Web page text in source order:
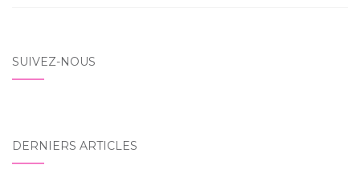
SUIVEZ-NOUS
DERNIERS ARTICLES